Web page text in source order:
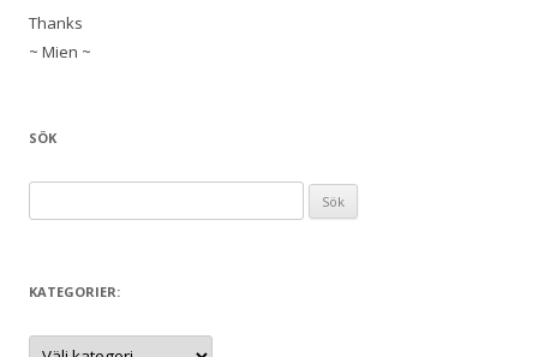
Thanks
~ Mien ~
SÖK
ö
e
t
KATEGORIER:
K